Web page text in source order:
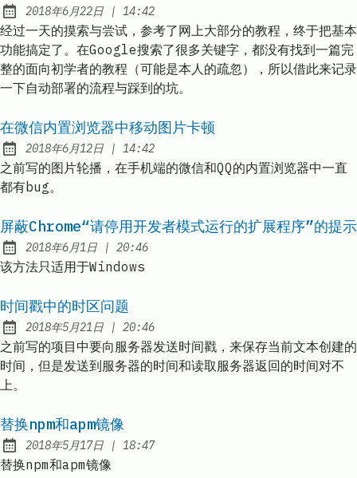
Published:
2018年6月22日 | at
14:42
经过一天的摸索与尝试，参考了网上大部分的教程，终于把基本
功能搞定了。在Google搜索了很多关键字，都没有找到一篇完
整的面向初学者的教程（可能是本人的疏忽），所以借此来记录
一下自动部署的流程与踩到的坑。
在微信内置浏览器中移动图片卡顿
Published:
2018年6月12日 | at
14:42
之前写的图片轮播，在手机端的微信和QQ的内置浏览器中一直
都有bug。
屏蔽Chrome“请停用开发者模式运行的扩展程序”的提示
Published:
2018年6月1日 | at
20:46
该方法只适用于Windows
时间戳中的时区问题
Published:
2018年5月21日 | at
20:46
之前写的项目中要向服务器发送时间戳，来保存当前文本创建的
时间，但是发送到服务器的时间和读取服务器返回的时间对不
上。
替换npm和apm镜像
Published:
2018年5月17日 | at
18:47
替换npm和apm镜像